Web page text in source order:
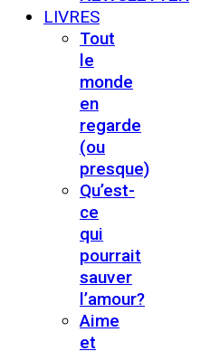
LIVRES
Tout
le
monde
en
regarde
(ou
presque)
Qu’est-
ce
qui
pourrait
sauver
l’amour?
Aime
et